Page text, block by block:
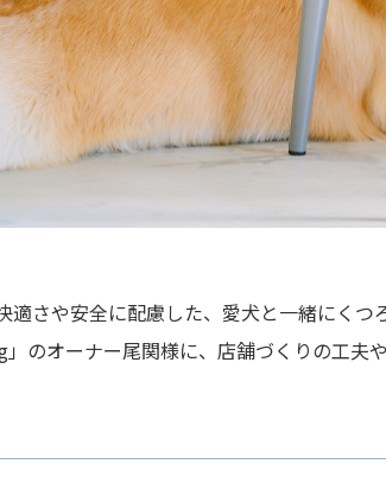
適さや安全に配慮した、愛犬と一緒にく
」のオーナー尾関様に、店舗づくりの工